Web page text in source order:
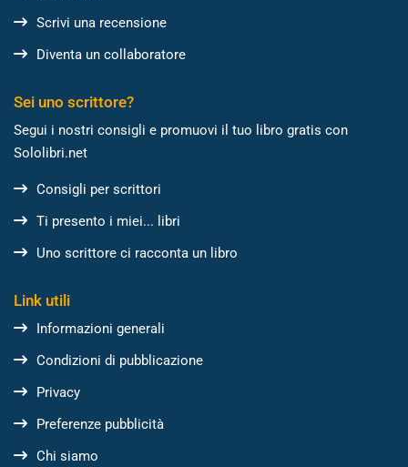
Scrivi una recensione
Diventa un collaboratore
Sei uno scrittore?
Segui i nostri consigli e promuovi il tuo libro gratis con
Sololibri.net
Consigli per scrittori
Ti presento i miei... libri
Uno scrittore ci racconta un libro
Link utili
Informazioni generali
Condizioni di pubblicazione
Privacy
Preferenze pubblicità
Chi siamo